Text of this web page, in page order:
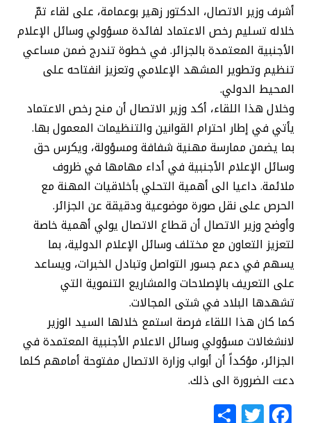
أشرف وزير الاتصال، الدكتور زهير بوعمامة، على لقاء تمّ
خلاله تسليم رخص الاعتماد لفائدة مسؤولي وسائل الإعلام
الأجنبية المعتمدة بالجزائر. في خطوة تندرج ضمن مساعي
تنظيم وتطوير المشهد الإعلامي وتعزيز انفتاحه على
المحيط الدولي.
وخلال هذا اللقاء، أكد وزير الاتصال أن منح رخص الاعتماد
يأتي في إطار احترام القوانين والتنظيمات المعمول بها.
بما يضمن ممارسة مهنية شفافة ومسؤولة، ويكرس حق
وسائل الإعلام الأجنبية في أداء مهامها في ظروف
ملائمة. داعيا الى أهمية التحلي بأخلاقيات المهنة مع
الحرص على نقل صورة موضوعية ودقيقة عن الجزائر.
وأوضح وزير الاتصال أن قطاع الاتصال يولي أهمية خاصة
لتعزيز التعاون مع مختلف وسائل الإعلام الدولية، بما
يسهم في دعم جسور التواصل وتبادل الخبرات، ويساعد
على التعريف بالإصلاحات والمشاريع التنموية التي
تشهدها البلاد في شتى المجالات.
كما كان هذا اللقاء فرصة استمع خلالها السيد الوزير
لانشغالات مسؤولي وسائل الاعلام الأجنبية المعتمدة في
الجزائر، مؤكداً أن أبواب وزارة الاتصال مفتوحة أمامهم كلما
دعت الضرورة الى ذلك.